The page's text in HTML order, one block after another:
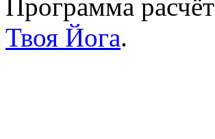
Программа
Твоя Йога.